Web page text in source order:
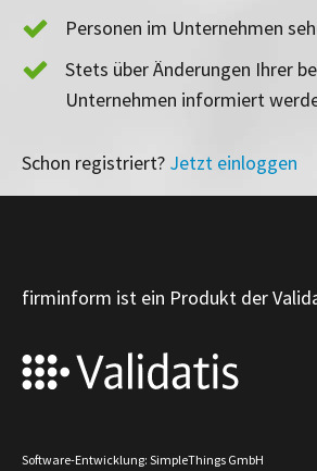
Personen im Unternehmen
Stets über Änderungen Ihrer
Unternehmen informiert
Schon registriert? Jetzt einloggen
firminform ist ein Produkt der
Software-Entwicklung: SimpleThings GmbH